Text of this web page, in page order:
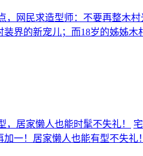
，网民求造型师：不要再整木村
界的新宠儿；而18岁的姊姊
，居家懒人也能时髦不失礼！
一！居家懒人也能有型不失礼